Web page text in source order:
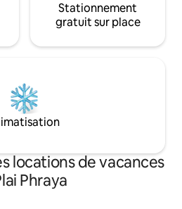
Stationnement
gratuit sur place
locations de vacances
Phraya